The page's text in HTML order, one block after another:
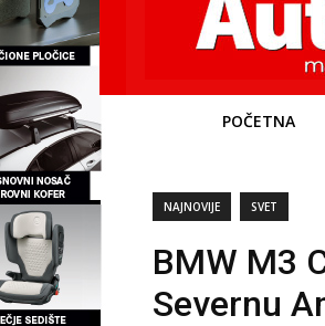
POČETNA
NAJNOVIJE SVET
BMW M3
Severnu